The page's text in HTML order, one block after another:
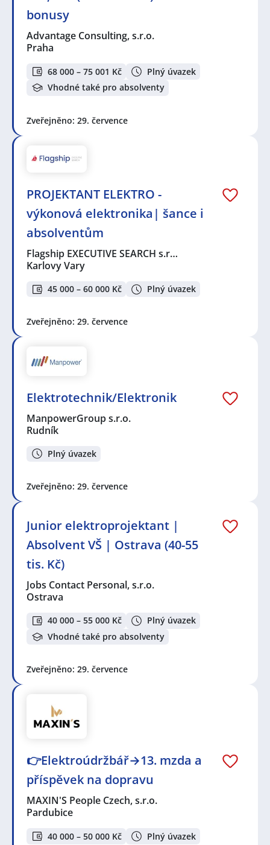
bonusy
Advantage Consulting, s.r.o.
Praha
68 000 – 75 001 Kč
Plný úvazek
Vhodné také pro absolventy
Zveřejněno: 29. července
PROJEKTANT ELEKTRO -
výkonová elektronika| šance i
absolventům
Flagship EXECUTIVE SEARCH s.r…
Karlovy Vary
45 000 – 60 000 Kč Plný úvazek
Zveřejněno: 29. července
Elektrotechnik/Elektronik
ManpowerGroup s.r.o.
Rudník
Plný úvazek
Zveřejněno: 29. července
Junior elektroprojektant |
Absolvent VŠ | Ostrava (40-55
tis. Kč)
Jobs Contact Personal, s.r.o.
Ostrava
40 000 – 55 000 Kč
Plný úvazek
Vhodné také pro absolventy
Zveřejněno: 29. července
👉Elektroúdržbář→13. mzda a
příspěvek na dopravu
MAXIN'S People Czech, s.r.o.
Pardubice
40 000 – 50 000 Kč Plný úvazek